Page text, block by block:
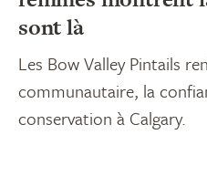
sont là
Les Bow Valley Pintails
communautaire, la
conservation à Calgary.